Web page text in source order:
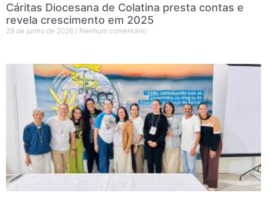
Cáritas Diocesana de Colatina presta contas e
revela crescimento em 2025
29 de junho de 2026 Nenhum comentário